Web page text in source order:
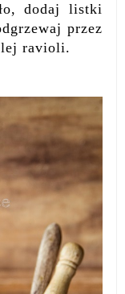
dodaj listki
przez
ravioli.